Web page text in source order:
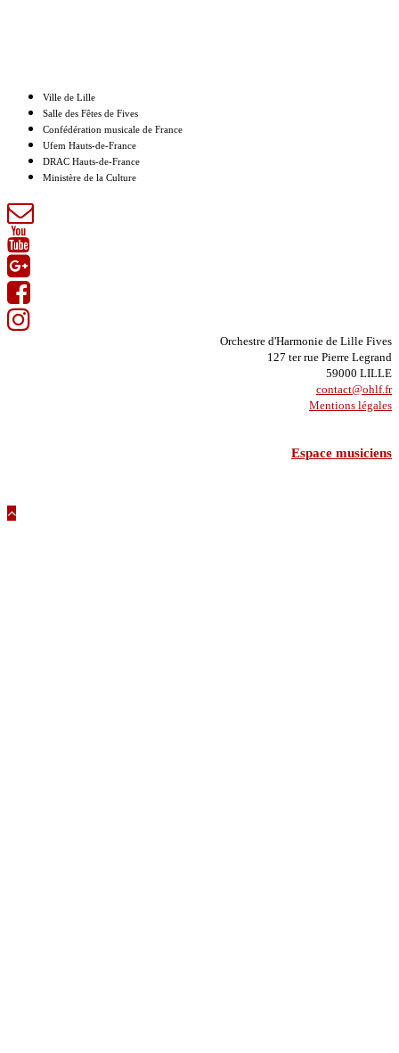
Ville de Lille
Salle des Fêtes de Fives
Confédération musicale de France
Ufem Hauts-de-France
DRAC Hauts-de-France
Ministère de la Culture
Orchestre d'Harmonie de Lille Fives
127 ter rue Pierre Legrand
59000 LILLE
contact@ohlf.fr
Mentions légales
Espace musiciens